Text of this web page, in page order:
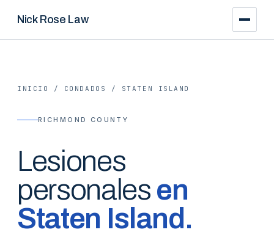
Nick Rose Law
INICIO / CONDADOS / STATEN ISLAND
RICHMOND COUNTY
Lesiones
personales en
Staten Island .